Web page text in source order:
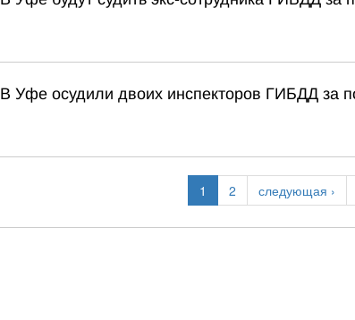
В Уфе осудили двоих инспекторов ГИБДД за
1 2 следующая ›